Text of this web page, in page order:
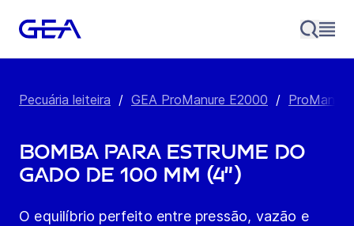
Pecuária leiteira / GEA ProManure E2000 /
Bomba para estrume do
gado de 100 mm (4”)
O equilíbrio perfeito entre pressão, vazão e